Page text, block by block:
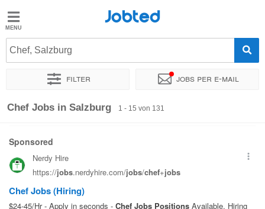
Jobted
Jobs
Jobted
Chef, Salzburg
Filter Jobs per e-mail
Sortieren nach Genauer Standort
Chef Jobs in Salzburg 1 - 15 von 131